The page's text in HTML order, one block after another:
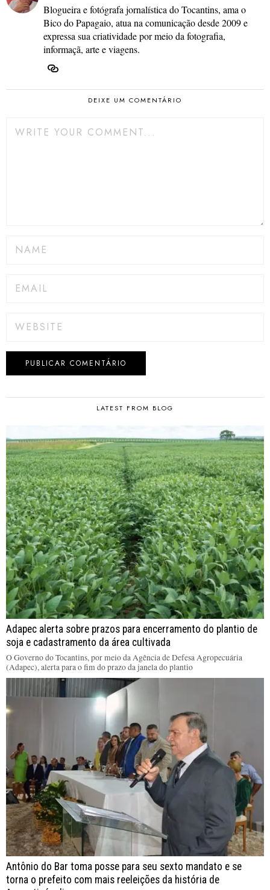
Blogueira e fotógrafa jornalística do Tocantins, ama o
Bico do Papagaio, atua na comunicação desde 2009 e
expressa sua criatividade por meio da fotografia,
informaçã, arte e viagens.
DEIXE UM COMENTÁRIO
LATEST FROM BLOG
Adapec alerta sobre prazos para encerramento do plantio de
soja e cadastramento da área cultivada
O Governo do Tocantins, por meio da Agência de Defesa Agropecuária
(Adapec), alerta para o fim do prazo da janela do plantio
Antônio do Bar toma posse para seu sexto mandato e se
torna o prefeito com mais reeleições da história de